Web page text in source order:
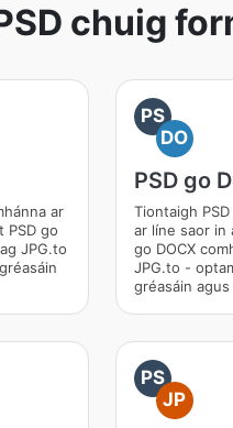
chuig
ar
PSD go
JPG.to
PS
DO
PSD go
Tiontaigh
ar líne saor in
go DOCX
JPG.to -
gréasáin
PS
JP